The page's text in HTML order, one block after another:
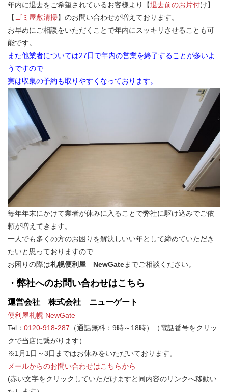
年内に退去をご希望されているお客様より【退去前のお片付け】
【ゴミ屋敷清掃】のお問い合わせが増えております。
お早めにご相談をいただくことで年内にスッキリさせることも可
能です。
また他業者については27日で年内の営業を終了することが多いよ
うですので
実は収集の予約も取りやすくなっております。
毎年年末にかけて業者が休みに入ることで弊社に駆け込みでご依
頼が増えてきます。
一人でも多くの方のお困りを解決しいい年として締めていただき
たいと思っておりますので
お困りの際は札幌便利屋 NewGateまでご相談ください。
・弊社へのお問い合わせはこちら
運営会社 株式会社 ニューゲート
便利屋札幌 NewGate
Tel： 0120-918-287 （通話無料：9時～18時）（電話番号をクリッ
クで当店に繋がります）
※1月1日～3日まではお休みをいただいております。
メールからのお問い合わせはこちらから
(赤い文字をクリックしていただけますと同内容のリンクへ移動い